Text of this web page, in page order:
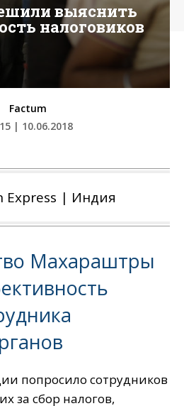
выяснить
налоговиков
Factum
| 10.06.2018
Express | Индия
Махараштры
попросило сотрудников
за сбор налогов,